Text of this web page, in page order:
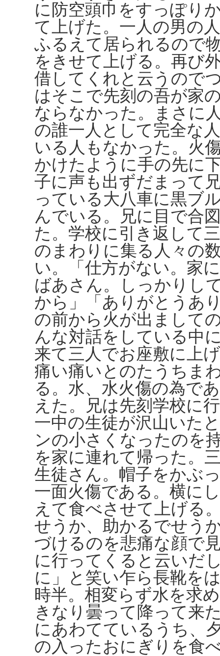
に防空頭巾をすっぽり
て上げた。一人の男の
ふるえて居られるので
をきせて上げる。再び
借してくれと云うので
はそこで先刻の吾が家
ならなかった。まさに
の誰一人として完全な
いる人もなかった。火
かけたように手の先に
子に声も出ずだまって
っている大八車に黒ブ
んでいる。兄に目で合
た。学校に引き返して
のまわりに集る人々の
い。「仕方がない。家
ばあさん。しっかりし
から」「ありがとうあ
の前から火が出まして
んな対話をしている中
来て三人でお座敷に上
痛い痛いとのたうちま
る。水、水火傷の為で
えた。兄は先刻学校に
一中の生徒が沢山いた
ンの小さくなったのを
を家に連れて帰った。
生徒さん。帽子をかぶ
一面火傷である。横に
えて食べさせて上げる
せうか、助かるでせう
づけるのを悲痛な顔で
に行ってくると云いだ
に」と笑い乍ら長靴を
時半。相変らず水を求
きなり曇って降って来
にあわてているうち、
の入ったおにぎりを食